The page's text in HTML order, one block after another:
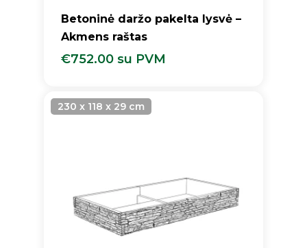
Betoninė daržo pakelta lysvė –
Akmens raštas
€752.00 su PVM
230 x 118 x 29 cm